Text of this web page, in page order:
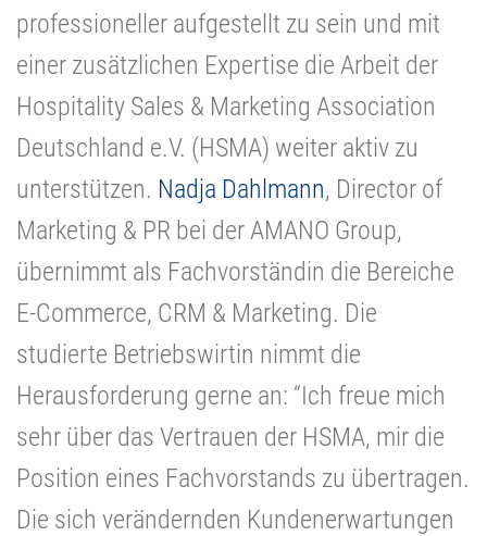
professioneller aufgestellt zu sein und mit
einer zusätzlichen Expertise die Arbeit der
Hospitality Sales & Marketing Association
Deutschland e.V. (HSMA) weiter aktiv zu
unterstützen. Nadja Dahlmann, Director of
Marketing & PR bei der AMANO Group,
übernimmt als Fachvorständin die Bereiche
E-Commerce, CRM & Marketing. Die
studierte Betriebswirtin nimmt die
Herausforderung gerne an: “Ich freue mich
sehr über das Vertrauen der HSMA, mir die
Position eines Fachvorstands zu übertragen.
Die sich verändernden Kundenerwartungen